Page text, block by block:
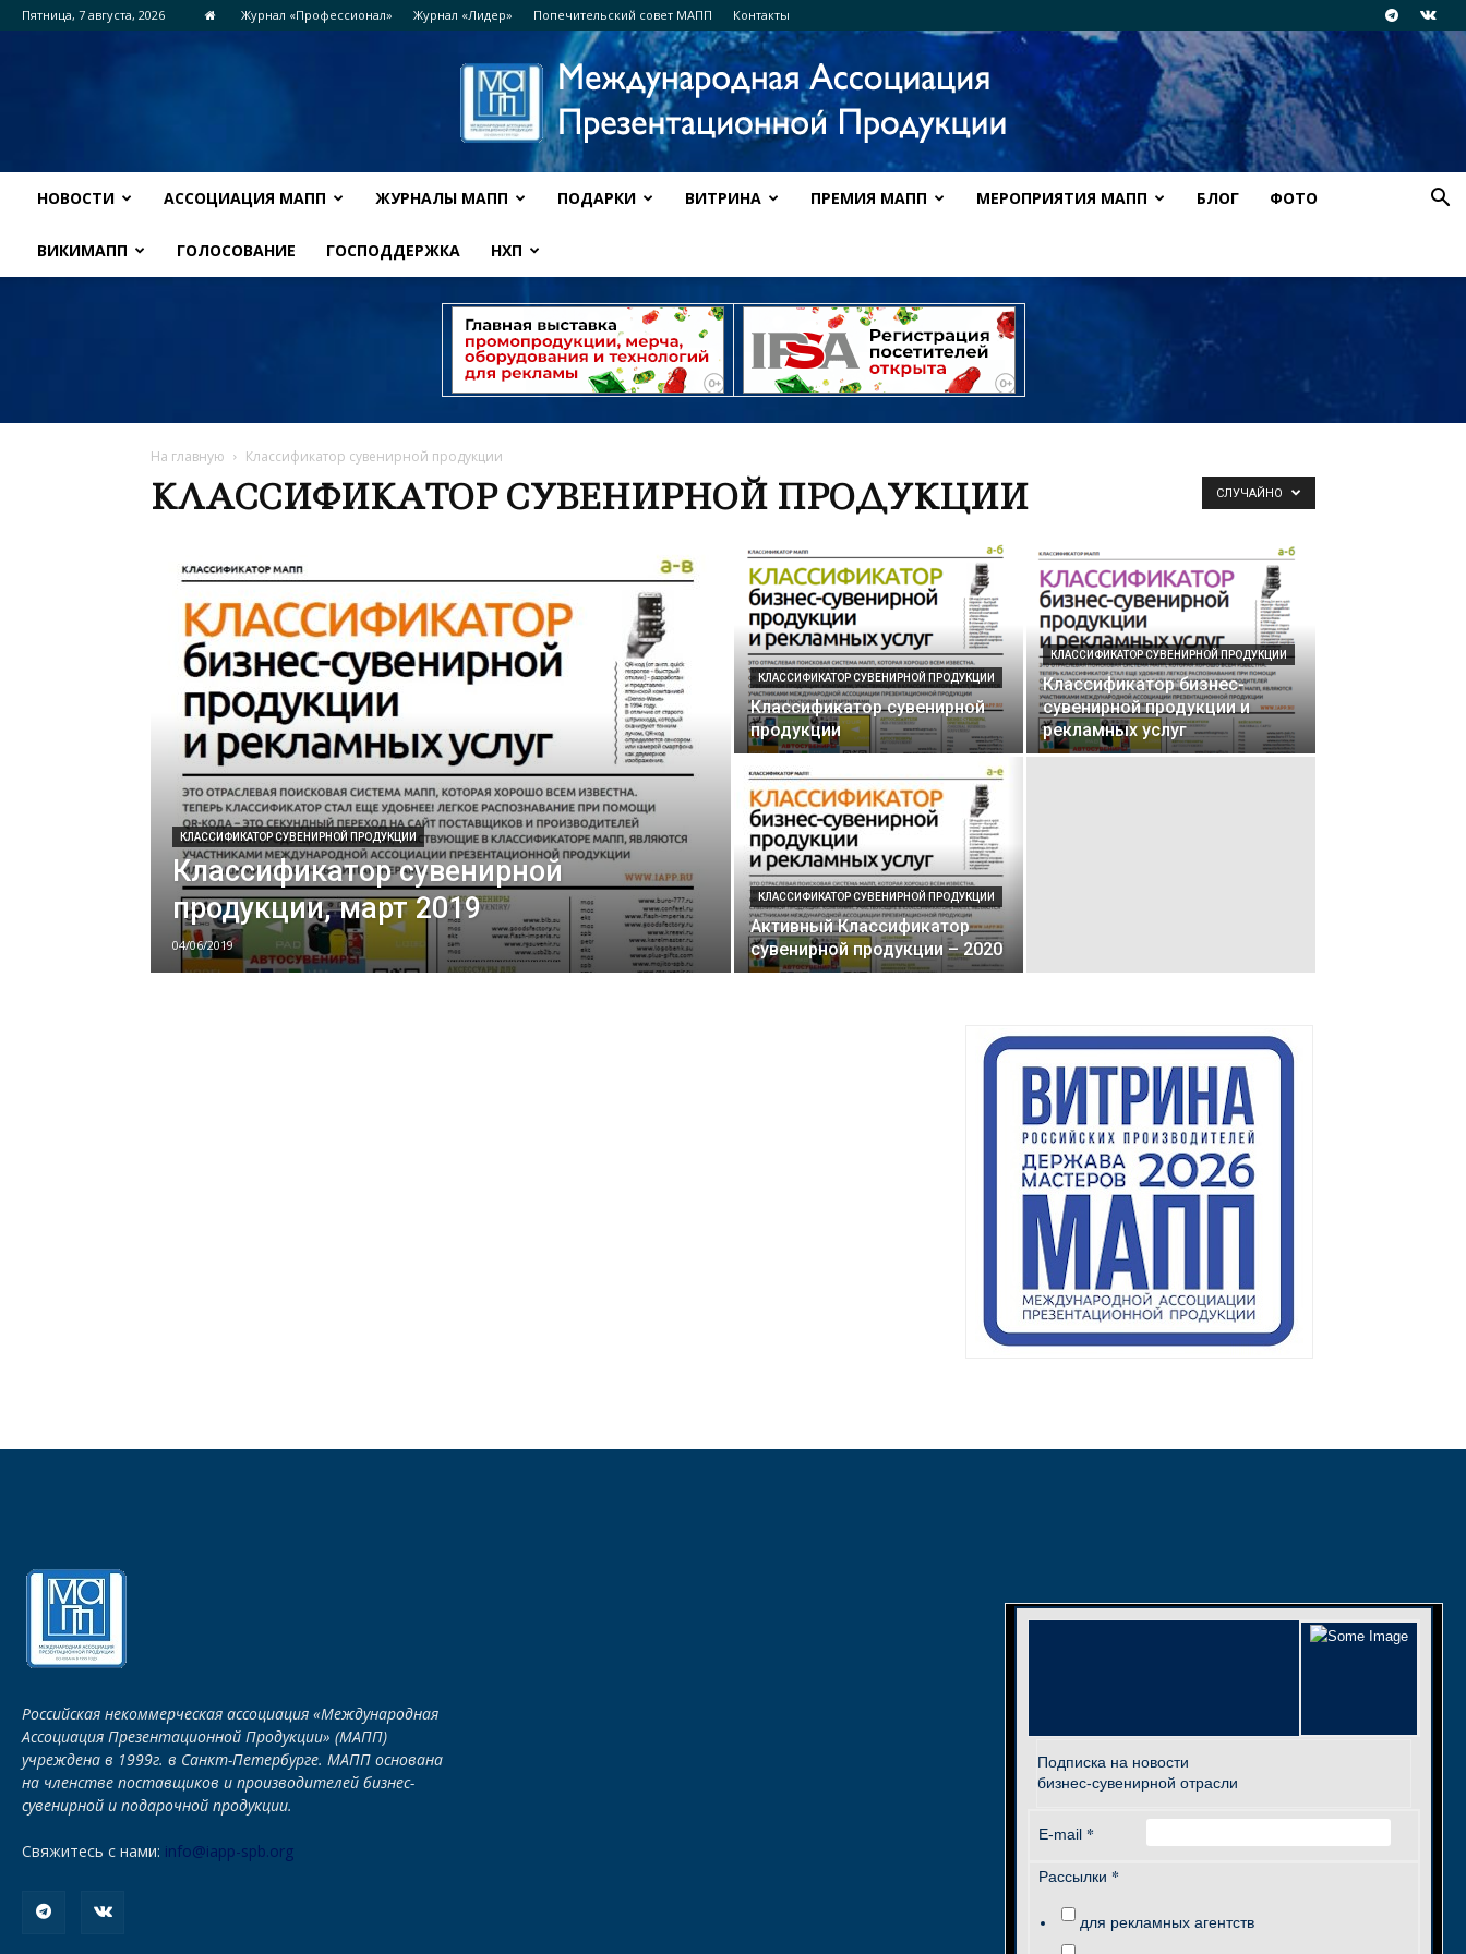
Пятница, 7 августа, 2026 Журнал «Профессионал» Журнал «Лидер» Попечительский совет МАПП Контакты
НОВОСТИ АССОЦИАЦИЯ МАПП ЖУРНАЛЫ МАПП ПОДАРКИ ВИТРИНА ПРЕМИЯ МАПП МЕРОПРИЯТИЯ МАПП БЛОГ ФОТО
ВИКИМАПП ГОЛОСОВАНИЕ ГОСПОДДЕРЖКА НХП
На главную Классификатор сувенирной продукции
КЛАССИФИКАТОР СУВЕНИРНОЙ ПРОДУКЦИИ СЛУЧАЙНО
КЛАССИФИКАТОР СУВЕНИРНОЙ ПРОДУКЦИИ
Классификатор сувенирной
продукции, март 2019
04/06/2019
КЛАССИФИКАТОР СУВЕНИРНОЙ ПРОДУКЦИИ
Классификатор сувенирной
продукции
КЛАССИФИКАТОР СУВЕНИРНОЙ ПРОДУКЦИИ
Классификатор бизнес-
сувенирной продукции и
рекламных услуг
КЛАССИФИКАТОР СУВЕНИРНОЙ ПРОДУКЦИИ
Активный Классификатор
сувенирной продукции – 2020
Российская некоммерческая ассоциация «Международная
Ассоциация Презентационной Продукции» (МАПП)
учреждена в 1999г. в Санкт-Петербурге. МАПП основана
на членстве поставщиков и производителей бизнес-
сувенирной и подарочной продукции.
Свяжитесь с нами: info@iapp-spb.org
Подписка на новости
бизнес-сувенирной отрасли
E-mail *
Рассылки *
для рекламных агентств